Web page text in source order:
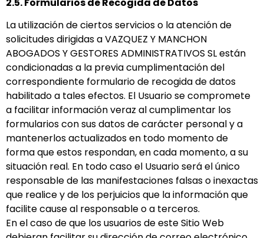
La utilización de ciertos servicios o la atención de
solicitudes dirigidas a VAZQUEZ Y MANCHON
ABOGADOS Y GESTORES ADMINISTRATIVOS SL están
condicionadas a la previa cumplimentación del
correspondiente formulario de recogida de datos
habilitado a tales efectos. El Usuario se compromete
a facilitar información veraz al cumplimentar los
formularios con sus datos de carácter personal y a
mantenerlos actualizados en todo momento de
forma que estos respondan, en cada momento, a su
situación real. En todo caso el Usuario será el único
responsable de las manifestaciones falsas o inexactas
que realice y de los perjuicios que la información que
facilite cause al responsable o a terceros.
En el caso de que los usuarios de este Sitio Web